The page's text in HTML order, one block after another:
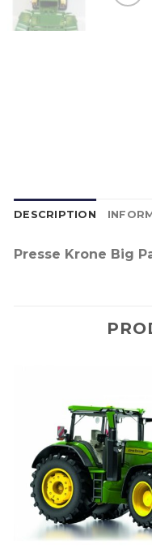
DESCRIPTION
Presse Krone Big